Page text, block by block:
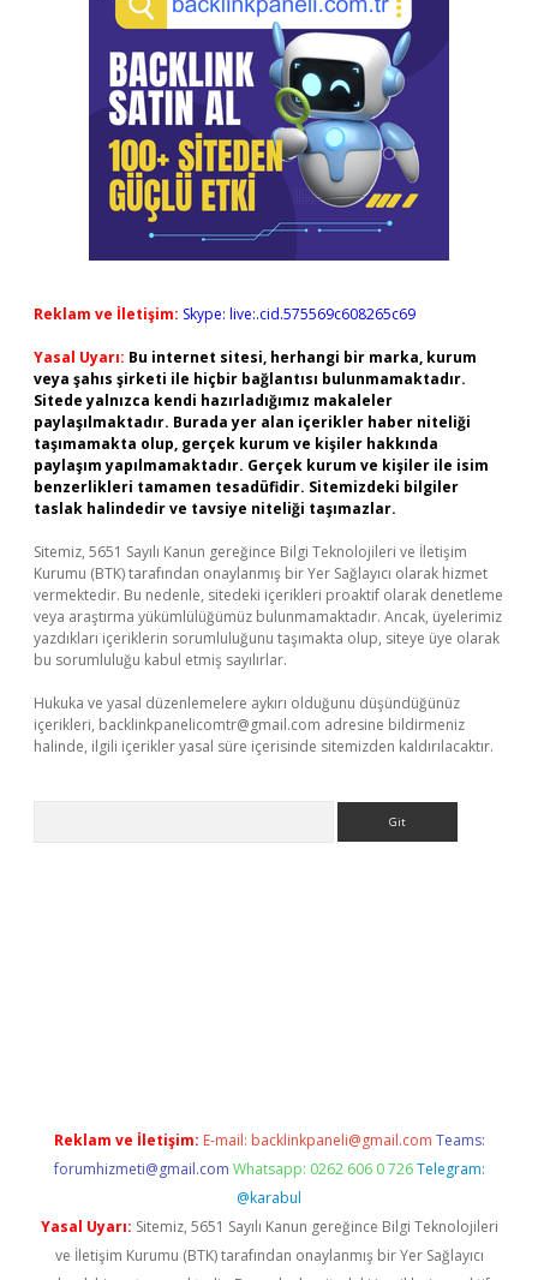
Reklam ve İletişim: Skype: live:.cid.575569c608265c69
Yasal Uyarı: Bu internet sitesi, herhangi bir marka, kurum
veya şahıs şirketi ile hiçbir bağlantısı bulunmamaktadır.
Sitede yalnızca kendi hazırladığımız makaleler
paylaşılmaktadır. Burada yer alan içerikler haber niteliği
taşımamakta olup, gerçek kurum ve kişiler hakkında
paylaşım yapılmamaktadır. Gerçek kurum ve kişiler ile isim
benzerlikleri tamamen tesadüfidir. Sitemizdeki bilgiler
taslak halindedir ve tavsiye niteliği taşımazlar.
Sitemiz, 5651 Sayılı Kanun gereğince Bilgi Teknolojileri ve İletişim
Kurumu (BTK) tarafından onaylanmış bir Yer Sağlayıcı olarak hizmet
vermektedir. Bu nedenle, sitedeki içerikleri proaktif olarak denetleme
veya araştırma yükümlülüğümüz bulunmamaktadır. Ancak, üyelerimiz
yazdıkları içeriklerin sorumluluğunu taşımakta olup, siteye üye olarak
bu sorumluluğu kabul etmiş sayılırlar.
Hukuka ve yasal düzenlemelere aykırı olduğunu düşündüğünüz
içerikleri, backlinkpanelicomtr@gmail.com adresine bildirmeniz
halinde, ilgili içerikler yasal süre içerisinde sitemizden kaldırılacaktır.
Reklam ve İletişim: E-mail: backlinkpaneli@gmail.com Teams:
forumhizmeti@gmail.com Whatsapp: 0262 606 0 726 Telegram:
@karabul
Yasal Uyarı: Sitemiz, 5651 Sayılı Kanun gereğince Bilgi Teknolojileri
ve İletişim Kurumu (BTK) tarafından onaylanmış bir Yer Sağlayıcı